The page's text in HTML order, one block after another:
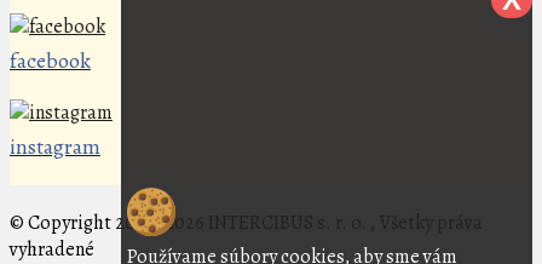
facebook
instagram
© Copyright 2013 - 2026 INTERCIBUS s. r. o. , Všetky práva
vyhradené
Používame súbory cookies, aby sme vám